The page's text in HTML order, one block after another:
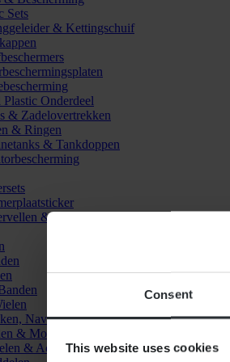
Consent
This website uses cookies
Sets
& Kettingschuif
Plastic Onderdeel
& Zadelovertrekken
& Ringen
& Tankdoppen
& Stickers
Naven & Lagers
& Mousses
& Accessoires